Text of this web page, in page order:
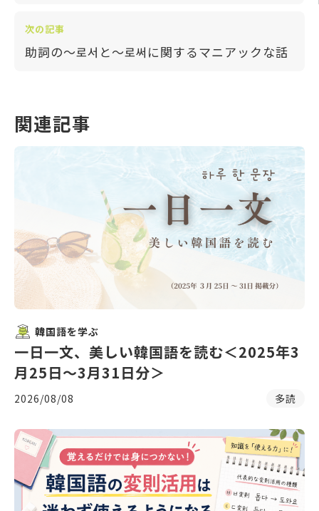
次の記事
助詞の〜로서と〜로써に関するマニアックな話
関連記事
韓国語を学ぶ
一日一文、美しい韓国語を読む＜2025年3
月25日〜3月31日分＞
2026/08/08 多読